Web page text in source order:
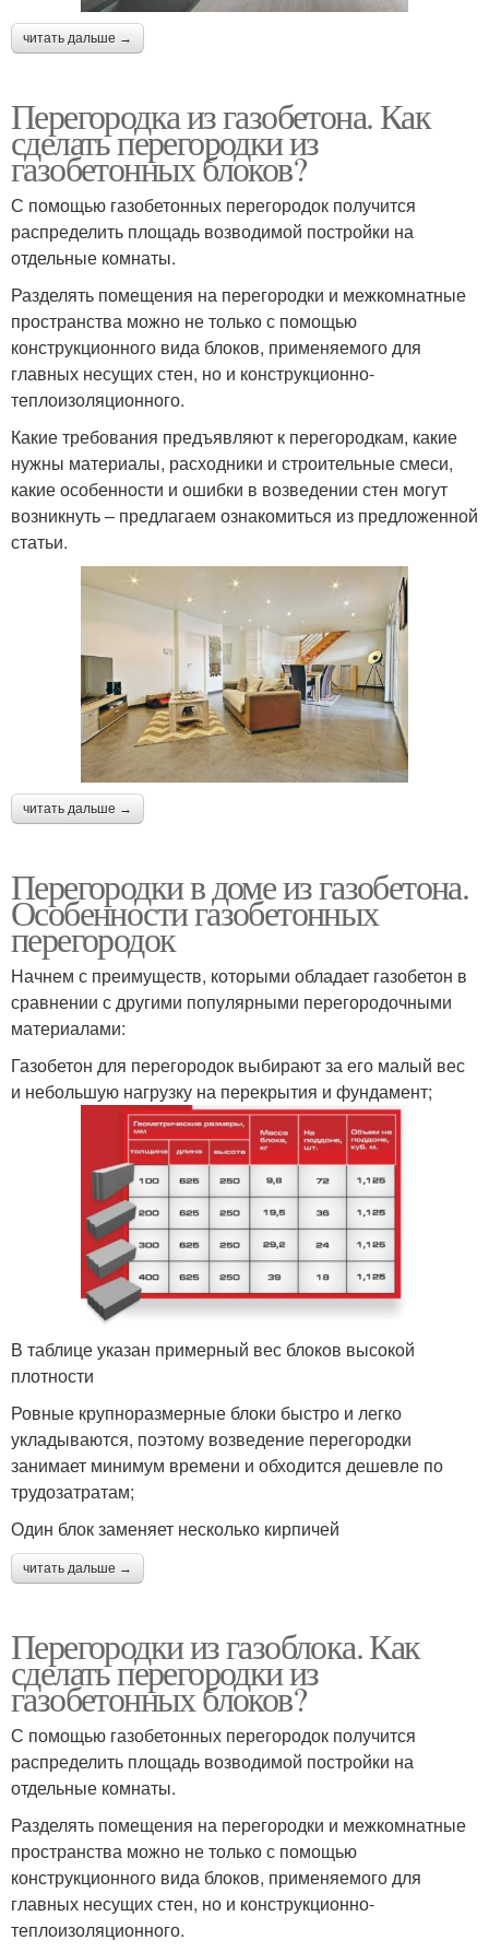
читать дальше →
Перегородка из газобетона. Как
сделать перегородки из
газобетонных блоков?
С помощью газобетонных перегородок получится
распределить площадь возводимой постройки на
отдельные комнаты.
Разделять помещения на перегородки и межкомнатные
пространства можно не только с помощью
конструкционного вида блоков, применяемого для
главных несущих стен, но и конструкционно-
теплоизоляционного.
Какие требования предъявляют к перегородкам, какие
нужны материалы, расходники и строительные смеси,
какие особенности и ошибки в возведении стен могут
возникнуть – предлагаем ознакомиться из предложенной
статьи.
читать дальше →
Перегородки в доме из газобетона.
Особенности газобетонных
перегородок
Начнем с преимуществ, которыми обладает газобетон в
сравнении с другими популярными перегородочными
материалами:
Газобетон для перегородок выбирают за его малый вес
и небольшую нагрузку на перекрытия и фундамент;
В таблице указан примерный вес блоков высокой
плотности
Ровные крупноразмерные блоки быстро и легко
укладываются, поэтому возведение перегородки
занимает минимум времени и обходится дешевле по
трудозатратам;
Один блок заменяет несколько кирпичей
читать дальше →
Перегородки из газоблока. Как
сделать перегородки из
газобетонных блоков?
С помощью газобетонных перегородок получится
распределить площадь возводимой постройки на
отдельные комнаты.
Разделять помещения на перегородки и межкомнатные
пространства можно не только с помощью
конструкционного вида блоков, применяемого для
главных несущих стен, но и конструкционно-
теплоизоляционного.